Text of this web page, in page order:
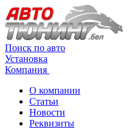
Поиск по авто
Установка
Компания
О компании
Статьи
Новости
Реквизиты